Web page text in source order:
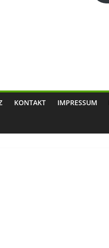
KONTAKT IMPRESSUM